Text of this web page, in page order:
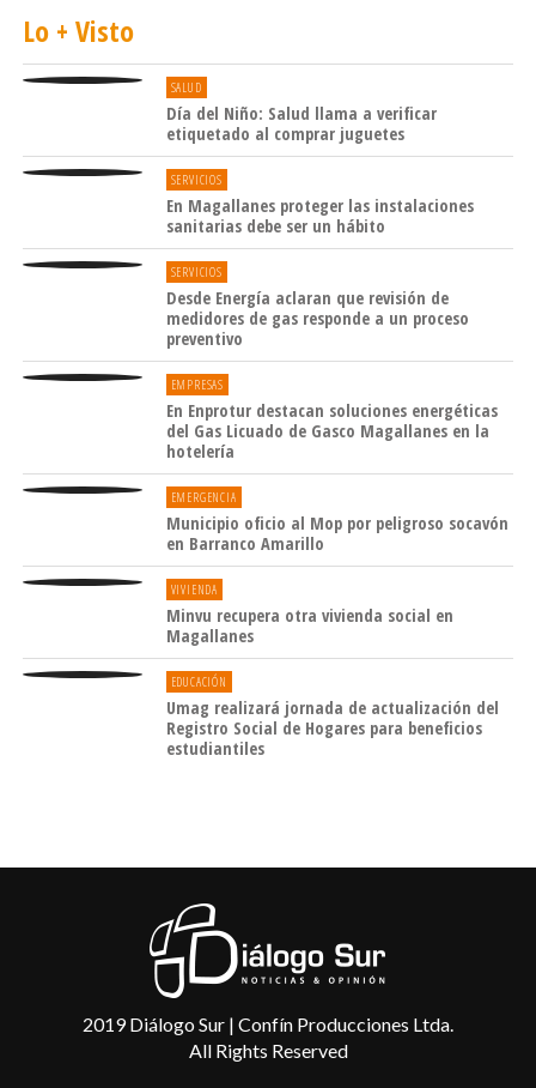
Lo + Visto
SALUD
Día del Niño: Salud llama a verificar
etiquetado al comprar juguetes
SERVICIOS
En Magallanes proteger las instalaciones
sanitarias debe ser un hábito
SERVICIOS
Desde Energía aclaran que revisión de
medidores de gas responde a un proceso
preventivo
EMPRESAS
En Enprotur destacan soluciones energéticas
del Gas Licuado de Gasco Magallanes en la
hotelería
EMERGENCIA
Municipio oficio al Mop por peligroso socavón
en Barranco Amarillo
VIVIENDA
Minvu recupera otra vivienda social en
Magallanes
EDUCACIÓN
Umag realizará jornada de actualización del
Registro Social de Hogares para beneficios
estudiantiles
2019 Diálogo Sur | Confín Producciones Ltda.
All Rights Reserved